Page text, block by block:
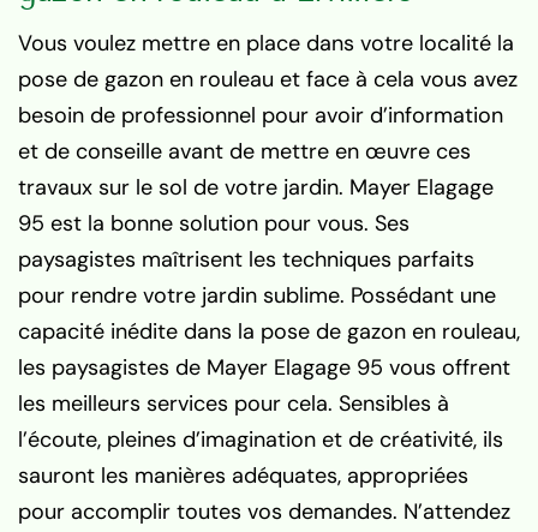
Vous voulez mettre en place dans votre localité la
pose de gazon en rouleau et face à cela vous avez
besoin de professionnel pour avoir d’information
et de conseille avant de mettre en œuvre ces
travaux sur le sol de votre jardin. Mayer Elagage
95 est la bonne solution pour vous. Ses
paysagistes maîtrisent les techniques parfaits
pour rendre votre jardin sublime. Possédant une
capacité inédite dans la pose de gazon en rouleau,
les paysagistes de Mayer Elagage 95 vous offrent
les meilleurs services pour cela. Sensibles à
l’écoute, pleines d’imagination et de créativité, ils
sauront les manières adéquates, appropriées
pour accomplir toutes vos demandes. N’attendez